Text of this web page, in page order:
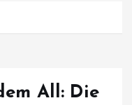
All: Die